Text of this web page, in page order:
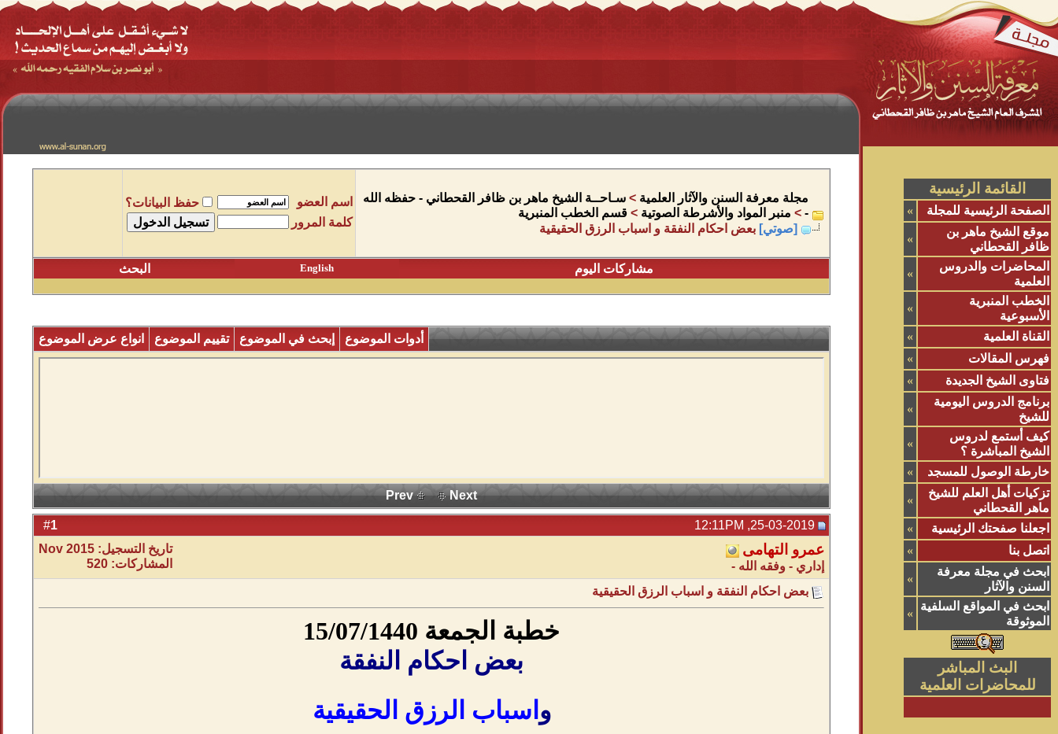
القائمة الرئيسية
الصفحة الرئيسية للمجلة
»
موقع الشيخ ماهر بن
ظافر القحطاني
»
المحاضرات والدروس
العلمية
»
الخطب المنبرية
الأسبوعية
»
القناة العلمية
»
فهرس المقالات
»
فتاوى الشيخ الجديدة
»
برنامج الدروس اليومية
للشيخ
»
كيف أستمع لدروس
الشيخ المباشرة ؟
»
خارطة الوصول للمسجد
»
تزكيات أهل العلم للشيخ
ماهر القحطاني
»
اجعلنا صفحتك الرئيسية
»
اتصل بنا
»
ابحث في مجلة معرفة
السنن والآثار
»
ابحث في المواقع السلفية
الموثوقة
»
البث المباشر
للمحاضرات العلمية
مجلة معرفة السنن والآثار العلمية > سـاحــة الشيخ ماهر بن ظافر القحطاني - حفظه الله
-
> منبر المواد والأشرطة الصوتية > قسم الخطب المنبرية
[صوتي] بعض احكام النفقة و اسباب الرزق الحقيقية
اسم العضو
حفظ البيانات؟
كلمة المرور
مشاركات اليوم English البحث
أدوات الموضوع إبحث في الموضوع تقييم الموضوع انواع عرض الموضوع
Prev Next
1
عمرو التهامى
إداري - وفقه الله -
تاريخ التسجيل: Nov 2015
المشاركات: 520
بعض احكام النفقة و اسباب الرزق الحقيقية
خطبة الجمعة 15/07/1440
بعض احكام النفقة
و اسباب الرزق الحقيقية